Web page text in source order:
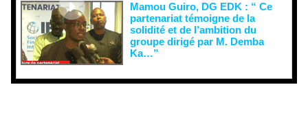
Mamou Guiro, DG EDK : “ Ce
partenariat témoigne de la
solidité et de l’ambition du
groupe dirigé par M. Demba
Ka…”